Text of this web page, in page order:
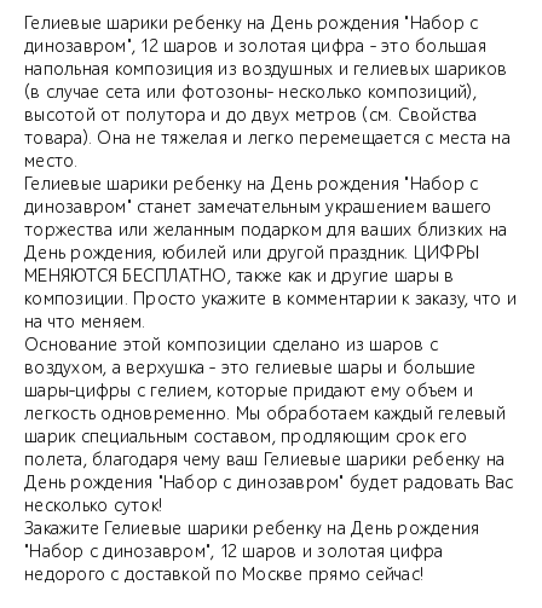
Гелиевые шарики ребенку на День рождения "Набор с
динозавром", 12 шаров и золотая цифра - это большая
напольная композиция из воздушных и гелиевых шариков
(в случае сета или фотозоны- несколько композиций),
высотой от полутора и до двух метров (см. Свойства
товара). Она не тяжелая и легко перемещается с места на
место.
Гелиевые шарики ребенку на День рождения "Набор с
динозавром" станет замечательным украшением вашего
торжества или желанным подарком для ваших близких на
День рождения, юбилей или другой праздник. ЦИФРЫ
МЕНЯЮТСЯ БЕСПЛАТНО, также как и другие шары в
композиции. Просто укажите в комментарии к заказу, что и
на что меняем.
Основание этой композиции сделано из шаров с
воздухом, а верхушка - это гелиевые шары и большие
шары-цифры с гелием, которые придают ему объем и
легкость одновременно. Мы обработаем каждый гелевый
шарик специальным составом, продляющим срок его
полета, благодаря чему ваш Гелиевые шарики ребенку на
День рождения "Набор с динозавром" будет радовать Вас
несколько суток!
Закажите Гелиевые шарики ребенку на День рождения
"Набор с динозавром", 12 шаров и золотая цифра
недорого с доставкой по Москве прямо сейчас!